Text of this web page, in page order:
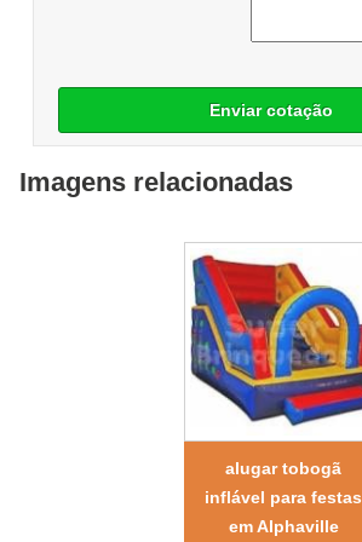
Enviar cotação
Imagens relacionadas
alugar tobogã
inflável para festas
em Alphaville